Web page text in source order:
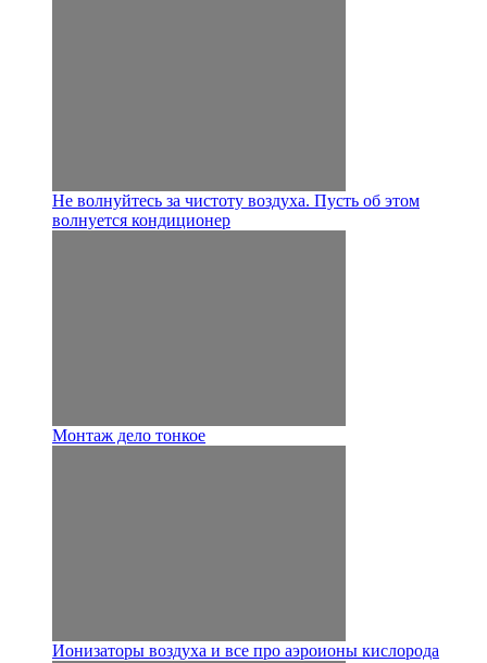
Не волнуйтесь за чистоту воздуха. Пусть об этом
волнуется кондиционер
Монтаж дело тонкое
Ионизаторы воздуха и все про аэроионы кислорода